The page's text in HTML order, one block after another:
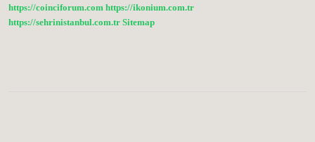
https://coinciforum.com https://ikonium.com.tr
https://sehrinistanbul.com.tr Sitemap